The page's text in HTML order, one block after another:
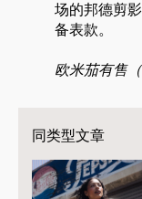
场的邦德剪
备表款。
欧米茄有售
同类型文章